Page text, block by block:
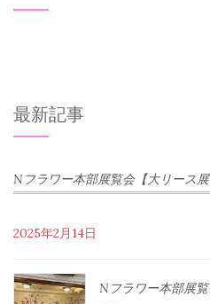
最新記事
Nフラワー本部展覧会【大リース
2025年2月14日
Nフラワー本部展